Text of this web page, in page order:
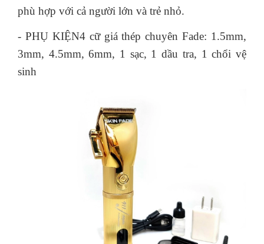
phù hợp với cả người lớn và trẻ nhỏ.
- PHỤ KIỆN4 cữ giá thép chuyên Fade: 1.5mm,
3mm, 4.5mm, 6mm, 1 sạc, 1 dầu tra, 1 chổi vệ
sinh